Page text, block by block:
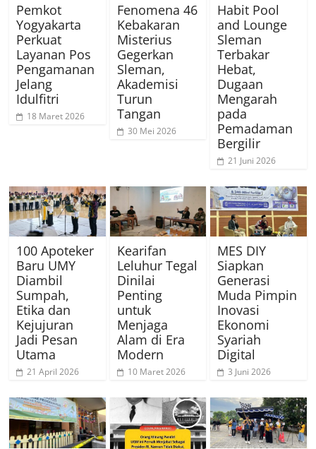
Pemkot
Yogyakarta
Perkuat
Layanan Pos
Pengamanan
Jelang
Idulfitri
18 Maret 2026
Fenomena 46
Kebakaran
Misterius
Gegerkan
Sleman,
Akademisi
Turun
Tangan
30 Mei 2026
Habit Pool
and Lounge
Sleman
Terbakar
Hebat,
Dugaan
Mengarah
pada
Pemadaman
Bergilir
21 Juni 2026
100 Apoteker
Baru UMY
Diambil
Sumpah,
Etika dan
Kejujuran
Jadi Pesan
Utama
21 April 2026
Kearifan
Leluhur Tegal
Dinilai
Penting
untuk
Menjaga
Alam di Era
Modern
10 Maret 2026
MES DIY
Siapkan
Generasi
Muda Pimpin
Inovasi
Ekonomi
Syariah
Digital
3 Juni 2026